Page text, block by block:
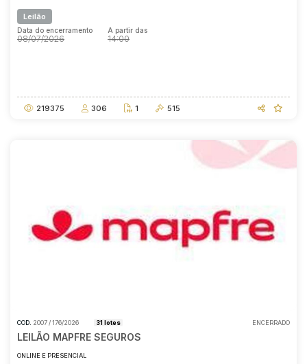
Leilão
Data do encerramento
08/07/2026
A partir das
14:00
219375 306 1 515
COD. 2007 / 176/2026 31 lotes ENCERRADO
LEILÃO MAPFRE SEGUROS
ONLINE E PRESENCIAL